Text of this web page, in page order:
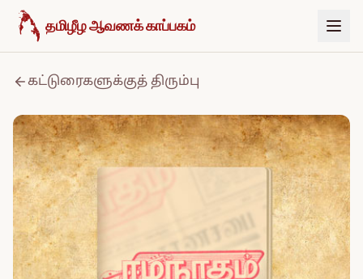
உள்ளடக்கத்திற்குச் செல்க
தமிழீழ ஆவணக் காப்பகம்
கட்டுரைகளுக்குத் திரும்பு